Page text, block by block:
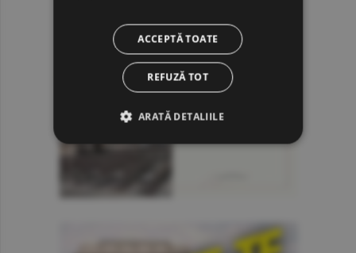
ACCEPTĂ TOATE
REFUZĂ TOT
ARATĂ DETALIILE